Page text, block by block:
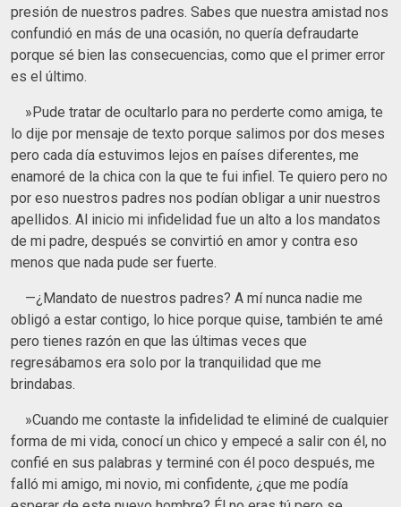
presión de nuestros padres. Sabes que nuestra amistad nos
confundió en más de una ocasión, no quería defraudarte
porque sé bien las consecuencias, como que el primer error
es el último.
»Pude tratar de ocultarlo para no perderte como amiga, te
lo dije por mensaje de texto porque salimos por dos meses
pero cada día estuvimos lejos en países diferentes, me
enamoré de la chica con la que te fui infiel. Te quiero pero no
por eso nuestros padres nos podían obligar a unir nuestros
apellidos. Al inicio mi infidelidad fue un alto a los mandatos
de mi padre, después se convirtió en amor y contra eso
menos que nada pude ser fuerte.
—¿Mandato de nuestros padres? A mí nunca nadie me
obligó a estar contigo, lo hice porque quise, también te amé
pero tienes razón en que las últimas veces que
regresábamos era solo por la tranquilidad que me
brindabas.
»Cuando me contaste la infidelidad te eliminé de cualquier
forma de mi vida, conocí un chico y empecé a salir con él, no
confié en sus palabras y terminé con él poco después, me
falló mi amigo, mi novio, mi confidente, ¿que me podía